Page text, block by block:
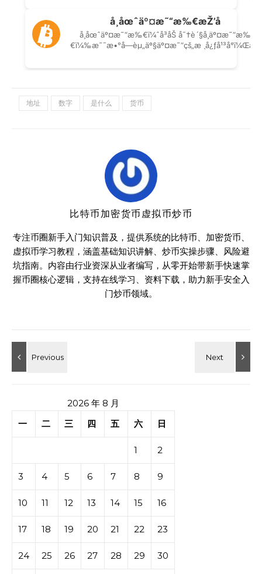
地址 数字 是什么 货币
比特币加密货币虚拟币炒币
专注币圈新手入门知识普及，提供系统的比特币、加密货币、
虚拟币学习教程，涵盖基础知识讲解、炒币实操步骤、风险避
坑指南。内容由行业资深从业者编写，从零开始带新手快速掌
握币圈核心逻辑，支持在线学习、资料下载，助力新手安全入
门炒币领域。
2026 年 8 月
一
二 三 四 五 六 日
1 2
3 4 5 6 7 8 9
10 11 12 13 14 15 16
17 18 19 20 21 22 23
24 25 26 27 28 29 30